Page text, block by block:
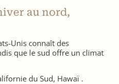
au nord,
Unis connaît des
que le sud offre un climat
du Sud, Hawaï .